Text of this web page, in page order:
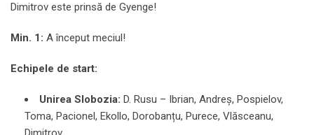
Dimitrov este prinsă de Gyenge!
Min. 1: A început meciul!
Echipele de start:
Unirea Slobozia: D. Rusu – Ibrian, Andreș, Pospielov,
Toma, Pacionel, Ekollo, Dorobanțu, Purece, Vlăsceanu,